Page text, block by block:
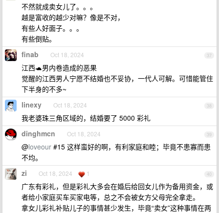
不然就成卖女儿了。。。
越是富收的越少对嘛？像是不对，
有些人好面子。。。
有些倒贴。
37
finab Oct 18, 2024
江西🐢男内卷造成的恶果
觉醒的江西男人宁愿不结婚也不妥协，一代人可解。可惜能管住
下半身的不多~
38
linexy Oct 18, 2024
我老婆珠三角区域的，结婚要了 5000 彩礼
39
dinghmcn Oct 18, 2024
@loveour #15 这样蛮好的啊，有利家庭和睦；毕竟不患寡而患
不均。
40
zi Oct 18, 2024 1
广东有彩礼，但是彩礼大多会在婚后给回女儿作为备用资金，或
者给小家庭买车买家电等，总之不会被女方父母完全拿走。
拿女儿彩礼补贴儿子的事情甚少发生，毕竟“卖女”这种事情在两